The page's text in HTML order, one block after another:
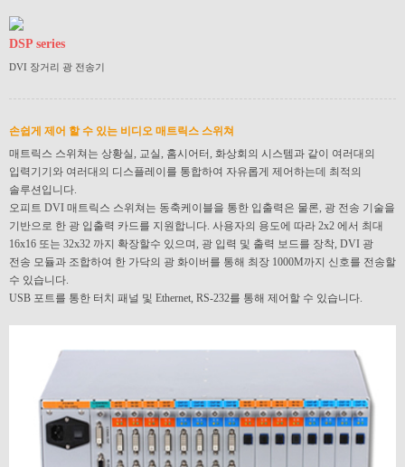
DSP series
DVI 장거리 광 전송기
손쉽게 제어 할 수 있는 비디오 매트릭스 스위쳐
매트릭스 스위쳐는 상황실, 교실, 홈시어터, 화상회의 시스템과 같이 여러대의
입력기기와 여러대의 디스플레이를 통합하여 자유롭게 제어하는데 최적의
솔루션입니다.
오피트 DVI 매트릭스 스위쳐는 동축케이블을 통한 입출력은 물론, 광 전송 기술을
기반으로 한 광 입출력 카드를 지원합니다. 사용자의 용도에 따라 2x2 에서 최대
16x16 또는 32x32 까지 확장할수 있으며, 광 입력 및 출력 보드를 장착, DVI 광
전송 모듈과 조합하여 한 가닥의 광 화이버를 통해 최장 1000M까지 신호를 전송할
수 있습니다.
USB 포트를 통한 터치 패널 및 Ethernet, RS-232를 통해 제어할 수 있습니다.